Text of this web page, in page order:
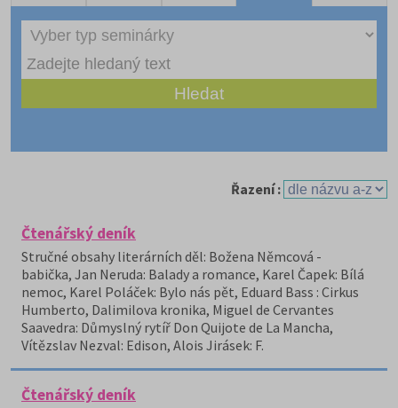
Řazení :
Čtenářský deník
Stručné obsahy literárních děl: Božena Němcová -
babička, Jan Neruda: Balady a romance, Karel Čapek: Bílá
nemoc, Karel Poláček: Bylo nás pět, Eduard Bass : Cirkus
Humberto, Dalimilova kronika, Miguel de Cervantes
Saavedra: Důmyslný rytíř Don Quijote de La Mancha,
Vítězslav Nezval: Edison, Alois Jirásek: F.
Čtenářský deník